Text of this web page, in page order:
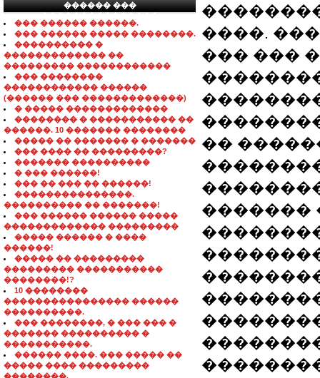
������ ���
���������������
��� ������ ������.
��� ������ ����� ��������.
���������� �
������������� ��
��������� ������������
��� ��������
������������ ������
(������ ��� �������������)
� ����� �������������
�������� � ����������� ��
������. 10 ������� ��������
����� �� ������� � �������
��� ���� �� ���������?
������� ����������
� ��� ������!
��� �� ��� �� ������!
���������������.
���������� �� �������!
��� ������ ������ �����
������������� ���������
����� ������ � ����
������!
����� �� ���������
��������� �����������
��������!?
10 ��������
���������������� ������
����������.
��� ��������, � ��� ��� �
������� ���������� �
�����������.
������ ����. ��� ����� ��
����� ���� ���������
��������.
����.
��� ���
��
�������